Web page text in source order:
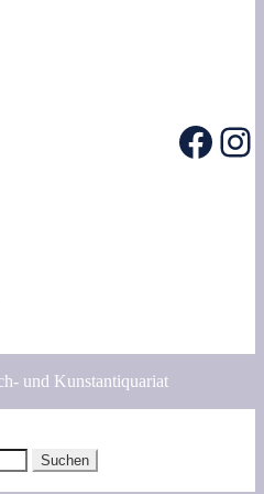
und Kunstantiquariat
Suchen